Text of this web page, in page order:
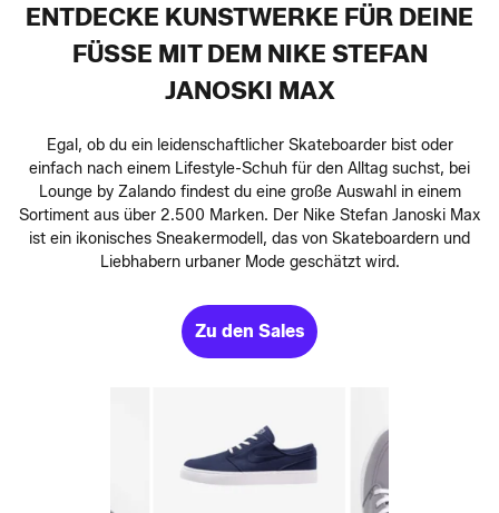
ENTDECKE KUNSTWERKE FÜR DEINE
FÜSSE MIT DEM NIKE STEFAN J
ANOSKI MAX
Egal, ob du ein leidenschaftlicher Skateboarder bist oder
einfach nach einem Lifestyle-Schuh für den Alltag suchst, bei
Lounge by Zalando findest du eine große Auswahl in einem
Sortiment aus über 2.500 Marken. Der Nike Stefan Janoski Max
ist ein ikonisches Sneakermodell, das von Skateboardern und
Liebhabern urbaner Mode geschätzt wird.
Zu den Sales